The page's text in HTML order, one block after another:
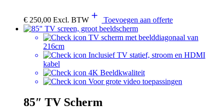
€ 250,00 Excl. BTW Toevoegen aan offerte
TV scherm met beelddiagonaal van
216cm
Inclusief TV statief, stroom en HDMI
kabel
4K Beeldkwaliteit
Voor grote video toepassingen
85″ TV Scherm